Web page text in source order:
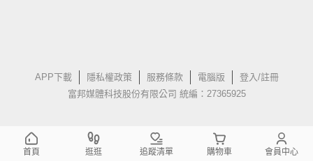
APP下載 隱私權政策 服務條款 電腦版
登入/註冊
富邦媒體科技股份有限公司 統編：27365925
首頁 逛逛 追蹤清單 購物車 會員中心